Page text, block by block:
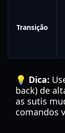
Transição
💡 Dica:
back) de
as sutis
comandos